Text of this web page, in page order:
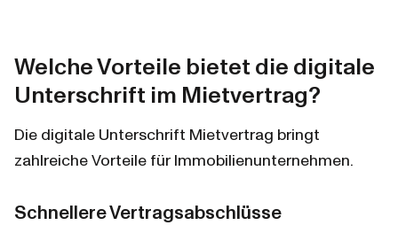
Welche Vorteile bietet die digitale
Unterschrift im Mietvertrag?
Die digitale Unterschrift Mietvertrag bringt
zahlreiche Vorteile für Immobilienunternehmen.
Schnellere Vertragsabschlüsse